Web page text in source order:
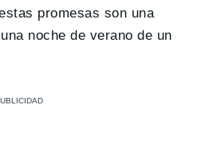
promesas son una
noche de verano de un